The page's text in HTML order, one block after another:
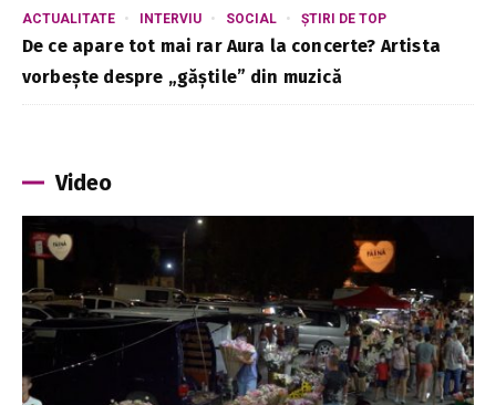
ACTUALITATE INTERVIU SOCIAL ȘTIRI DE TOP
De ce apare tot mai rar Aura la concerte? Artista
vorbește despre „găștile” din muzică
Video